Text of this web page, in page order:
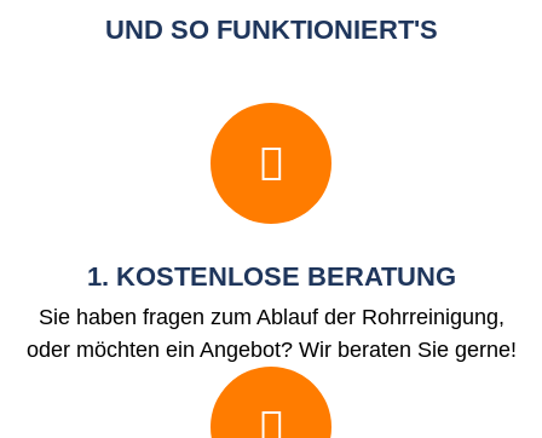
UND SO FUNKTIONIERT'S
1. KOSTENLOSE BERATUNG
Sie haben fragen zum Ablauf der Rohrreinigung,
oder möchten ein Angebot? Wir beraten Sie gerne!